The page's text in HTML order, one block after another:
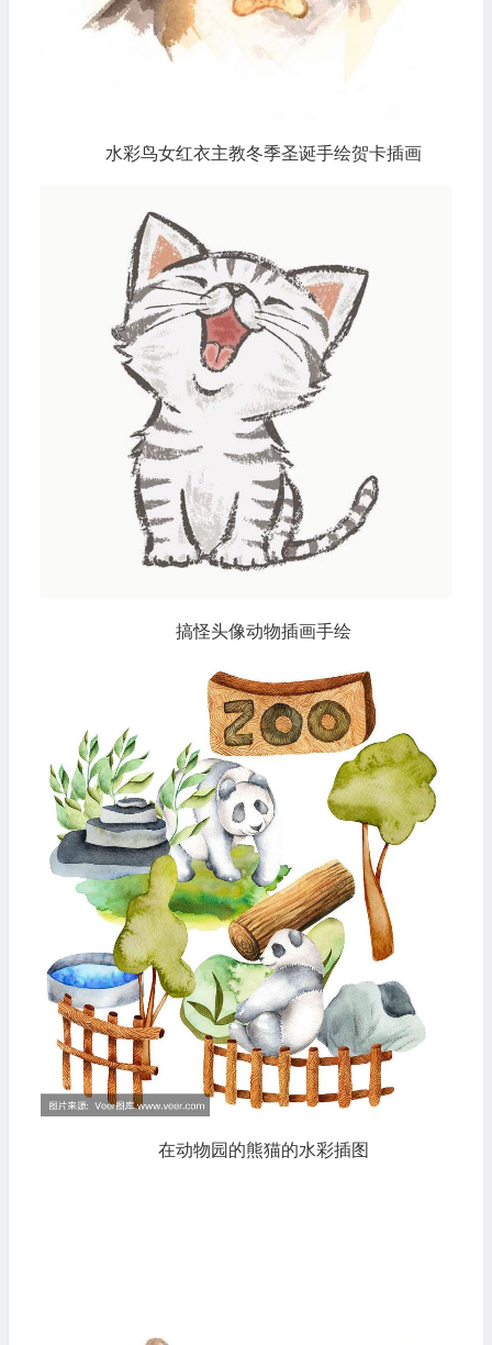
水彩鸟女红衣主教冬季圣诞手绘贺卡插画
搞怪头像动物插画手绘
在动物园的熊猫的水彩插图